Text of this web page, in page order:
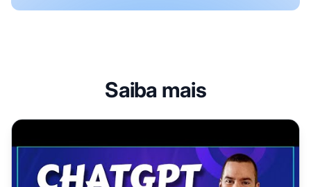
Saiba mais
Como Usar o ChatGPT no Marketing de Afiliados